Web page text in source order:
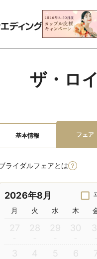
ザ・ロ
基本情報 フェア
ライダルフェアとは
2026年8月
月 火 水 木
27 28 29 30
3 4 5 6